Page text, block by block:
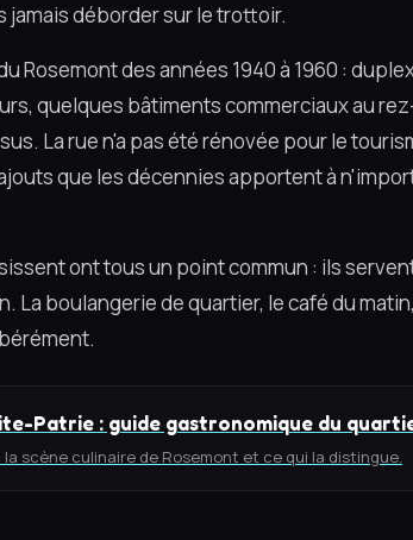
jamais déborder sur le trottoir.
Rosemont des années 1940 à 1960 :
quelques bâtiments commerciaux au
La rue n'a pas été rénovée pour le
que les décennies apportent à
ont tous un point commun : ils
La boulangerie de quartier, le café du
Patrie : guide gastronomique du
scène culinaire de Rosemont et ce qui la distingue.